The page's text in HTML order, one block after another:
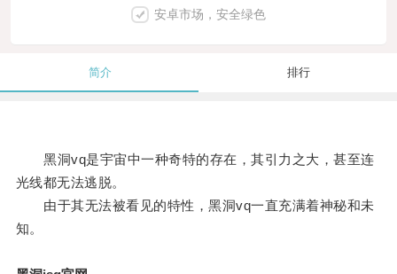
安卓市场，安全绿色
简介 排行
黑洞vq是宇宙中一种奇特的存在，其引力之大，甚至连
光线都无法逃脱。
由于其无法被看见的特性，黑洞vq一直充满着神秘和未
知。